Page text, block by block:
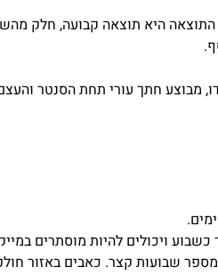
התוצאה היא תוצאה קבועה, חלק
מבוצע חתך עורי תחת הסנטר
ויכולים להיות מוסתרים
שבועות קצר. כאבים באזור